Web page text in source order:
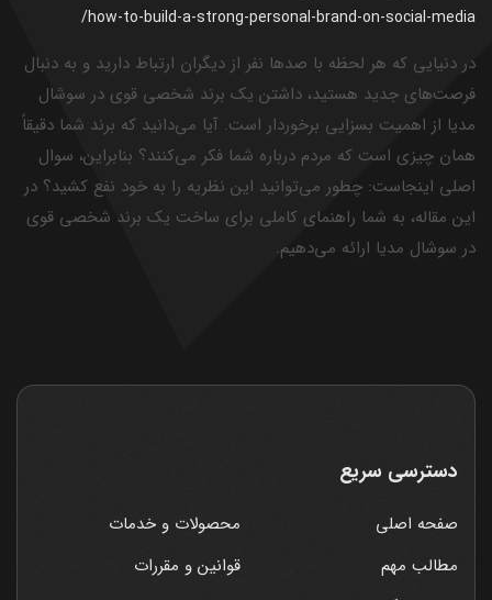
/how-to-build-a-strong-personal-brand-on-social-media
در دنیایی که هر لحظه با صدها نفر از دیگران ارتباط دارید و به دنبال
فرصت‌های جدید هستید، داشتن یک برند شخصی قوی در سوشال
مدیا از اهمیت بسزایی برخوردار است. آیا می‌دانید که برند شما دقیقاً
همان چیزی است که مردم درباره شما فکر می‌کنند؟ بنابراین، سوال
اصلی اینجاست: چطور می‌توانید این نظریه را به خود نفع کشید؟ در
این مقاله، به شما راهنمای کاملی برای ساخت یک برند شخصی قوی
در سوشال مدیا ارائه می‌دهیم.
دسترسی سریع
صفحه اصلی
محصولات و خدمات
مطالب مهم
قوانین و مقررات